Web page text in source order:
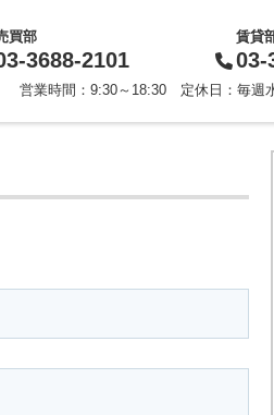
買部
3688-2101
賃貸
03-
営業時間：9:30～18:30 定休日：毎週